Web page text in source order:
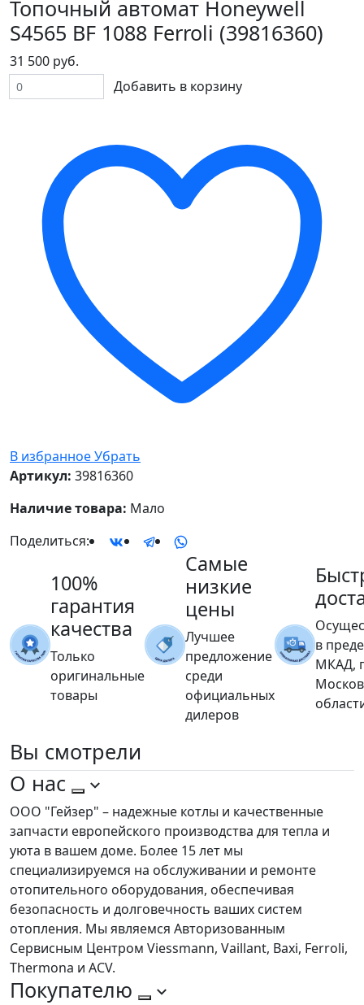
Топочный автомат Honeywell
S4565 BF 1088 Ferroli (39816360)
31 500 руб.
Добавить в корзину
В избранноеУбрать
Артикул: 39816360
Наличие товара: Мало
Поделиться:
100%
гарантия
качества
Только
оригинальные
товары
Самые
низкие
цены
Лучшее
предложение
среди
официальных
дилеров
в
МКАД,
Вы смотрели
О нас
ООО "Гейзер" – надежные котлы и качественные
запчасти европейского производства для тепла и
уюта в вашем доме. Более 15 лет мы
специализируемся на обслуживании и ремонте
отопительного оборудования, обеспечивая
безопасность и долговечность ваших систем
отопления. Мы являемся Авторизованным
Сервисным Центром Viessmann, Vaillant, Baxi, Ferroli,
Thermona и ACV.
Покупателю